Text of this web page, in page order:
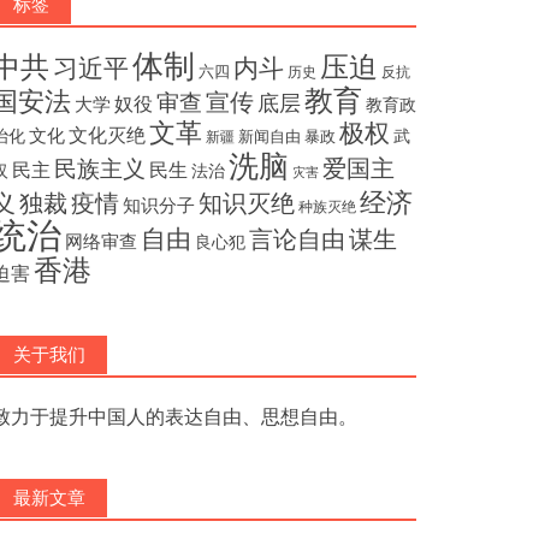
标签
共习近平体制 六四 内斗 历史 压迫 反抗
安法 大学 奴役 审查宣传底层教育 教育政
化文化文化灭绝文革 新疆 新闻自由 暴政 极权 武
民主 民族主义 民生 法治洗脑 灾害 爱国主
独裁疫情知识分子 知识灭绝 种族灭绝 经济
治 网络审查 自由 良心犯言论自由 谋生
害香港
关于我们
力于提升中国人的表达自由、思想自由。
最新文章